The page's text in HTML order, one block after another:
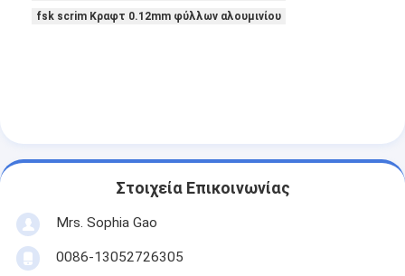
Γύρος εργοστασίων
fsk scrim Κραφτ 0.12mm φύλλων αλουμινίου
Στοιχεία Επικοινωνίας
Mrs. Sophia Gao
0086-13052726305